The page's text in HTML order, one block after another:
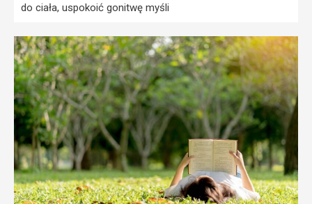
do ciała, uspokoić gonitwę myśli